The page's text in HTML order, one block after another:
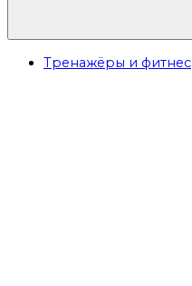
Тренажёры и фитнес